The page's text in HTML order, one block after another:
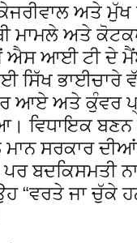
ਅਤੇ ਮੁੱਖ
ਮਾਮਲੇ ਅਤੇ
ਐਸ ਆਈ ਟੀ ਦੇ
ਸਿੱਖ ਭਾਈਚਾਰੇ
ਆਏ ਅਤੇ ਕੁੰਵਰ
ਵਿਧਾਇਕ ਬਣਨ
ਮਾਨ ਸਰਕਾਰ
ਬਦਕਿਸਮਤੀ
“ਵਰਤੇ ਜਾ ਚੁੱਕੇ